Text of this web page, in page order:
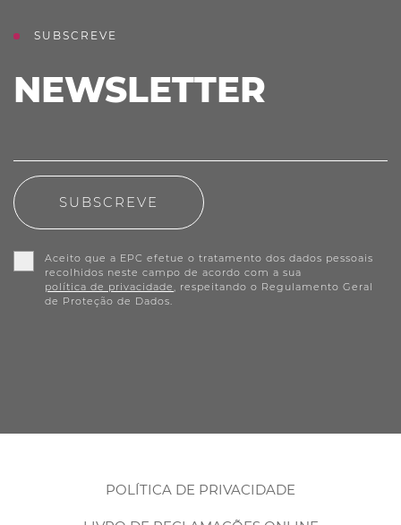
SUBSCREVE
NEWSLETTER
SUBSCREVE
Aceito que a EPC efetue o tratamento dos dados pessoais
recolhidos neste campo de acordo com a sua
política de privacidade , respeitando o Regulamento Geral
de Proteção de Dados.
POLÍTICA DE PRIVACIDADE